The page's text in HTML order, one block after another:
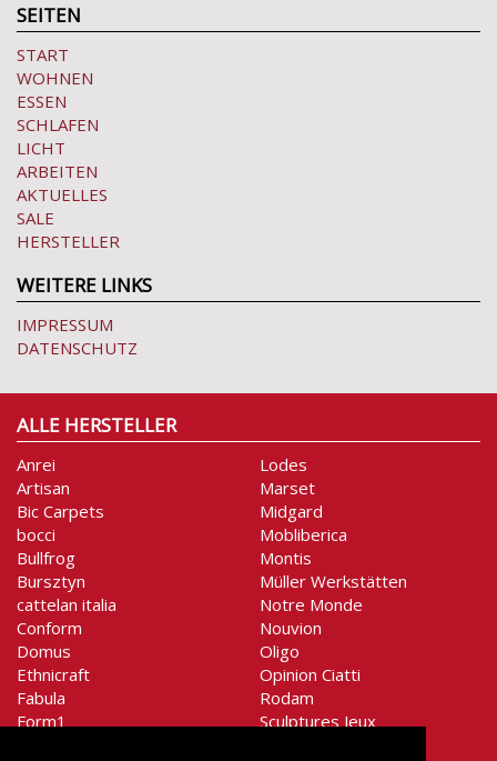
SEITEN
START
WOHNEN
ESSEN
SCHLAFEN
LICHT
ARBEITEN
AKTUELLES
SALE
HERSTELLER
WEITERE LINKS
IMPRESSUM
DATENSCHUTZ
ALLE HERSTELLER
Anrei
Artisan
Bic Carpets
bocci
Bullfrog
Bursztyn
cattelan italia
Conform
Domus
Ethnicraft
Fabula
Form1
Lodes
Marset
Midgard
Mobliberica
Montis
Müller Werkstätten
Notre Monde
Nouvion
Oligo
Opinion Ciatti
Rodam
Sculptures Jeux